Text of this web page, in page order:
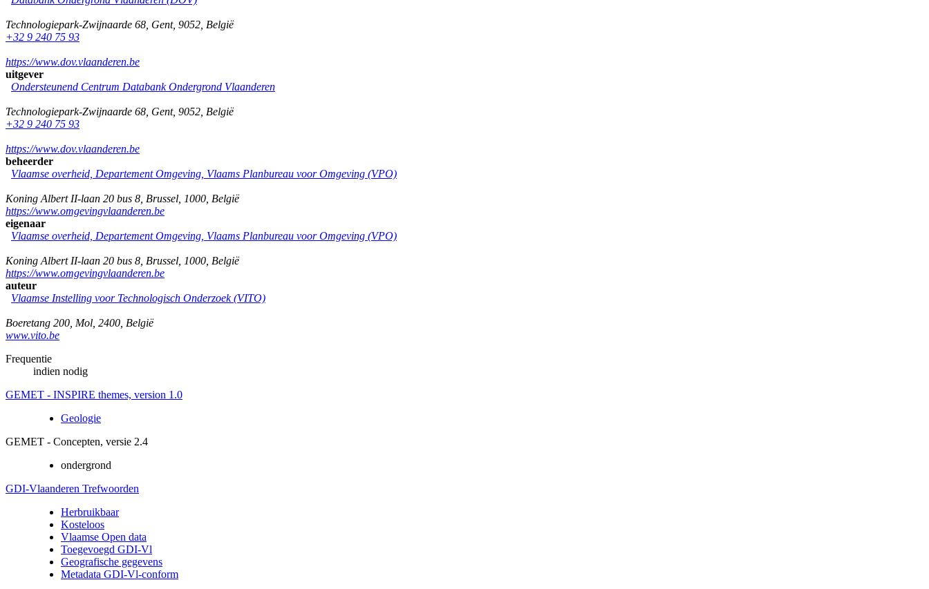
Technologiepark-Zwijnaarde 68 Gent, 9052 België
+32 9 240 75 93
https://www.dov.vlaanderen.be
uitgever
Ondersteunend Centrum Databank Ondergrond Vlaanderen
Technologiepark-Zwijnaarde 68 Gent, 9052 België
+32 9 240 75 93
https://www.dov.vlaanderen.be
beheerder
Vlaamse overheid, Departement Omgeving, Vlaams Planbureau voor Omgeving (VPO)
Koning Albert II-laan 20 bus 8 Brussel 1000 België
https://www.omgevingvlaanderen.be
eigenaar
Vlaamse overheid, Departement Omgeving, Vlaams Planbureau voor Omgeving (VPO)
Koning Albert II-laan 20 bus 8 Brussel 1000 België
https://www.omgevingvlaanderen.be
auteur
Vlaamse Instelling voor Technologisch Onderzoek (VITO)
Boeretang 200 Mol 2400 België
www.vito.be
Frequentie
indien nodig
GEMET - INSPIRE themes, version 1.0
Geologie
GEMET - Concepten, versie 2.4
ondergrond
GDI-Vlaanderen Trefwoorden
Herbruikbaar
Kosteloos
Vlaamse Open data
Toegevoegd GDI-Vl
Geografische gegevens
Metadata GDI-Vl-conform